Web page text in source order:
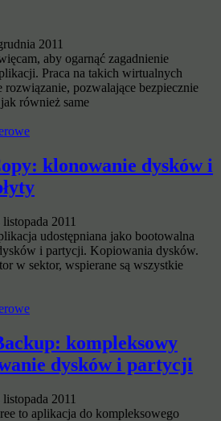
2011
aby ogarnąć zagadnienie
Praca na takich wirtualnych
rozwiązanie, pozwalające bezpiecznie
również same
klonowanie dysków i
listopada 2011
udostępniana jako bootowalna
i partycji. Kopiowania dysków.
w sektor, wspierane są wszystkie
kompleksowy
dysków i partycji
listopada 2011
to aplikacja do kompleksowego